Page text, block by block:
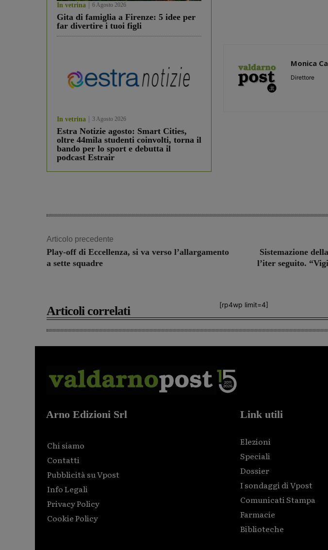
In vetrina 6 Agosto 2026
Gita di famiglia a Firenze: 5 idee per
far divertire i tuoi figli
In vetrina 3 Agosto 2026
Estra Notizie agosto: Smart Cities,
oltre 44mila studenti coinvolti, torna il
bando per lo sport e debutta il
podcast Estrair
Monica
Direttore
Articolo precedente
Play-off di Eccellenza, si va verso l’allargamento
a sette squadre
Sistemazione
l’iter seguito.
[rp4wp limit=4]
Articoli correlati
Arno Edizioni Srl
Chi siamo
Contatti
Pubblicità su Vpost
Info Legali
Privacy Policy
Cookie Policy
Link utili
Elezioni
Speciali
Dossier
I sondaggi di Vpost
Comunicati Stampa
Farmacie
Biblioteche